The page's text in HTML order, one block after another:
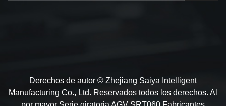
Derechos de autor © Zhejiang Saiya Intelligent
Manufacturing Co., Ltd. Reservados todos los derechos. Al